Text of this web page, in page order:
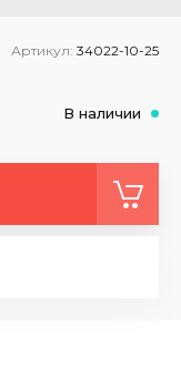
Артикул: 34022-10-25
В наличии